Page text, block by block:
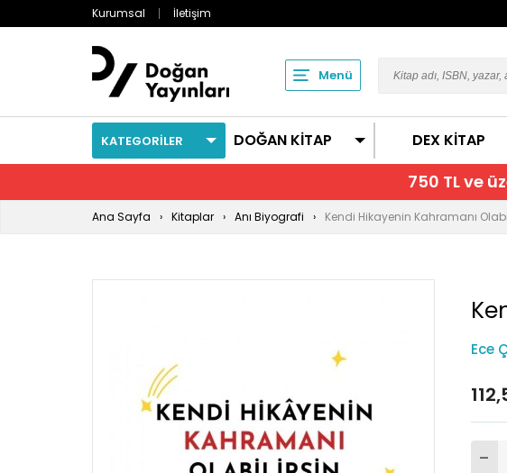
Kurumsal İletişim
Menü
KATEGORİLER DOĞAN KİTAP DEX KİTAP
750 TL ve
Ana Sayfa Kitaplar Anı Biyografi Kendi Hikayenin Kahramanı
Ece
-